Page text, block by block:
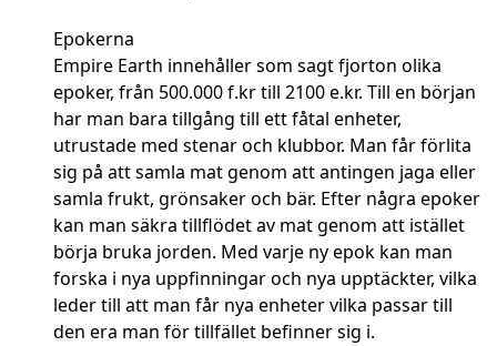
Epokerna
Empire Earth innehåller som sagt fjorton olika
epoker, från 500.000 f.kr till 2100 e.kr. Till en början
har man bara tillgång till ett fåtal enheter,
utrustade med stenar och klubbor. Man får förlita
sig på att samla mat genom att antingen jaga eller
samla frukt, grönsaker och bär. Efter några epoker
kan man säkra tillflödet av mat genom att istället
börja bruka jorden. Med varje ny epok kan man
forska i nya uppfinningar och nya upptäckter, vilka
leder till att man får nya enheter vilka passar till
den era man för tillfället befinner sig i.